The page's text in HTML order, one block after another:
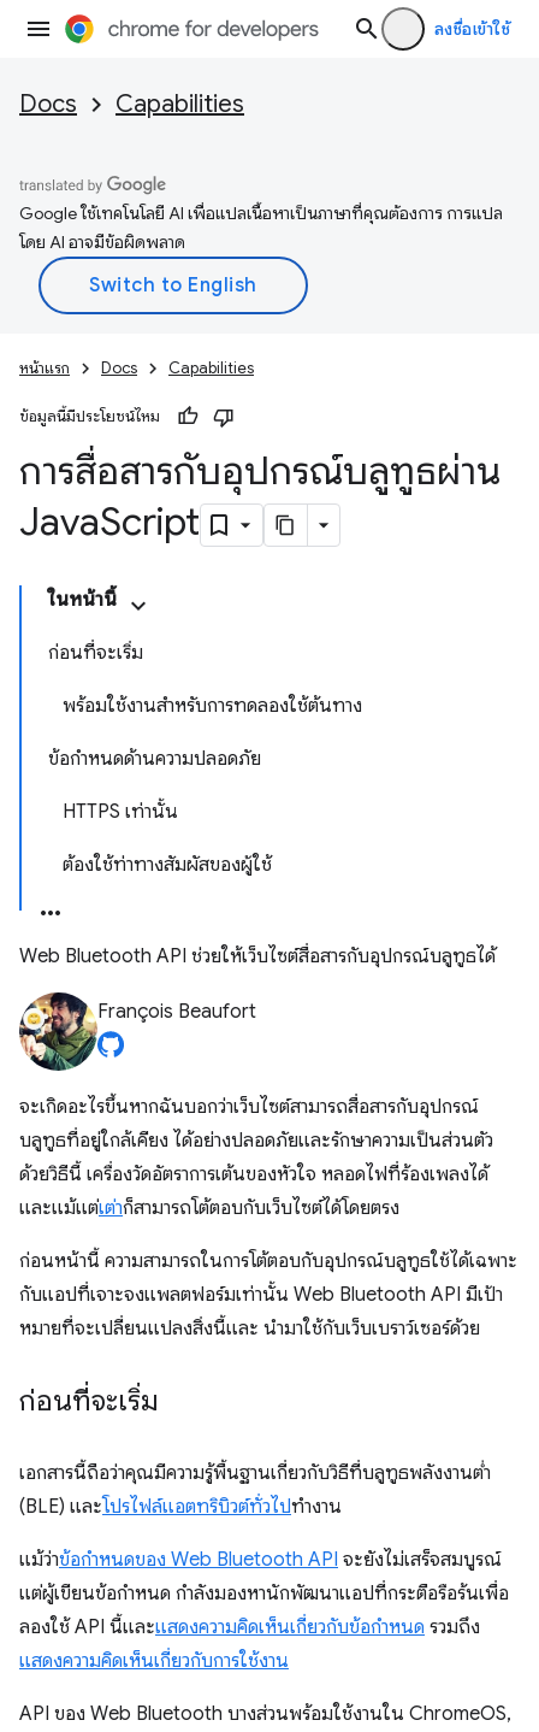
ลงชื่อเข้าใช้
Docs Capabilities
Google ใช้เทคโนโลยี AI เพื่อแปลเนื้อหาเป็นภาษาที่คุณต้องการ การแปล
โดย AI อาจมีข้อผิดพลาด
หน้าแรก Docs Capabilities
ข้อมูลนี้มีประโยชน์ไหม
การสื่อสารกับอุปกรณ์บลูทูธผ่าน
JavaScript
ในหน้านี้
ก่อนที่จะเริ่ม
พร้อมใช้งานสำหรับการทดลองใช้ต้นทาง
ข้อกำหนดด้านความปลอดภัย
HTTPS เท่านั้น
ต้องใช้ท่าทางสัมผัสของผู้ใช้
Web Bluetooth API ช่วยให้เว็บไซต์สื่อสารกับอุปกรณ์บลูทูธได้
François Beaufort
จะเกิดอะไรขึ้นหากฉันบอกว่าเว็บไซต์สามารถสื่อสารกับอุปกรณ์
บลูทูธที่อยู่ใกล้เคียง ได้อย่างปลอดภัยและรักษาความเป็นส่วนตัว
ด้วยวิธีนี้ เครื่องวัดอัตราการเต้นของหัวใจ หลอดไฟที่ร้องเพลงได้
และแม้แต่เต่าก็สามารถโต้ตอบกับเว็บไซต์ได้โดยตรง
ก่อนหน้านี้ ความสามารถในการโต้ตอบกับอุปกรณ์บลูทูธใช้ได้เฉพาะ
กับแอปที่เจาะจงแพลตฟอร์มเท่านั้น Web Bluetooth API มีเป้า
หมายที่จะเปลี่ยนแปลงสิ่งนี้และ นำมาใช้กับเว็บเบราว์เซอร์ด้วย
ก่อนที่จะเริ่ม
เอกสารนี้ถือว่าคุณมีความรู้พื้นฐานเกี่ยวกับวิธีที่บลูทูธพลังงานต่ำ
(BLE) และโปรไฟล์แอตทริบิวต์ทั่วไปทำงาน
แม้ว่าข้อกำหนดของ Web Bluetooth API จะยังไม่เสร็จสมบูรณ์
แต่ผู้เขียนข้อกำหนด กำลังมองหานักพัฒนาแอปที่กระตือรือร้นเพื่อ
ลองใช้ API นี้และแสดงความคิดเห็นเกี่ยวกับข้อกำหนด รวมถึง
แสดงความคิดเห็นเกี่ยวกับการใช้งาน
API ของ Web Bluetooth บางส่วนพร้อมใช้งานใน ChromeOS,